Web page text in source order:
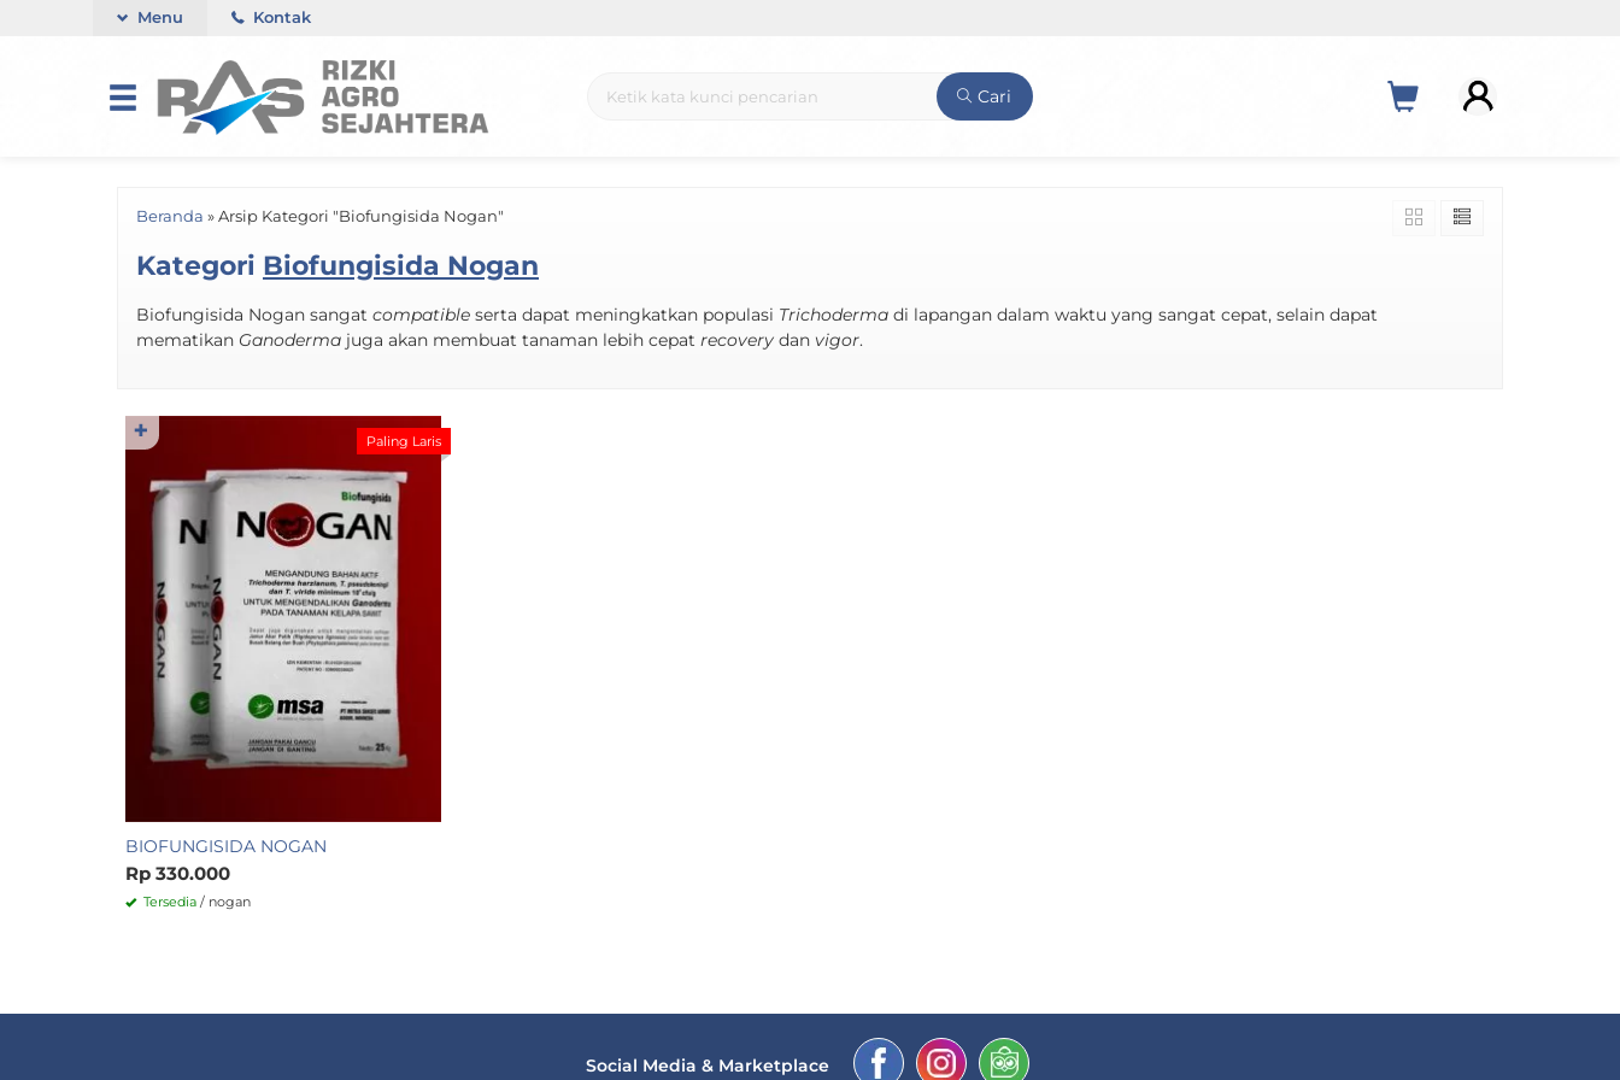
Menu Kontak
Cari
Beranda » Arsip Kategori "Biofungisida Nogan"
Kategori Biofungisida Nogan
Biofungisida Nogan sangat compatible serta dapat meningkatkan populasi Trichoderma di lapangan dalam waktu yang sangat cepat, selain dapat
mematikan Ganoderma juga akan membuat tanaman lebih cepat recovery dan vigor.
Paling Laris
BIOFUNGISIDA NOGAN
Rp 330.000
Tersedia / nogan
✚
Social Media & Marketplace